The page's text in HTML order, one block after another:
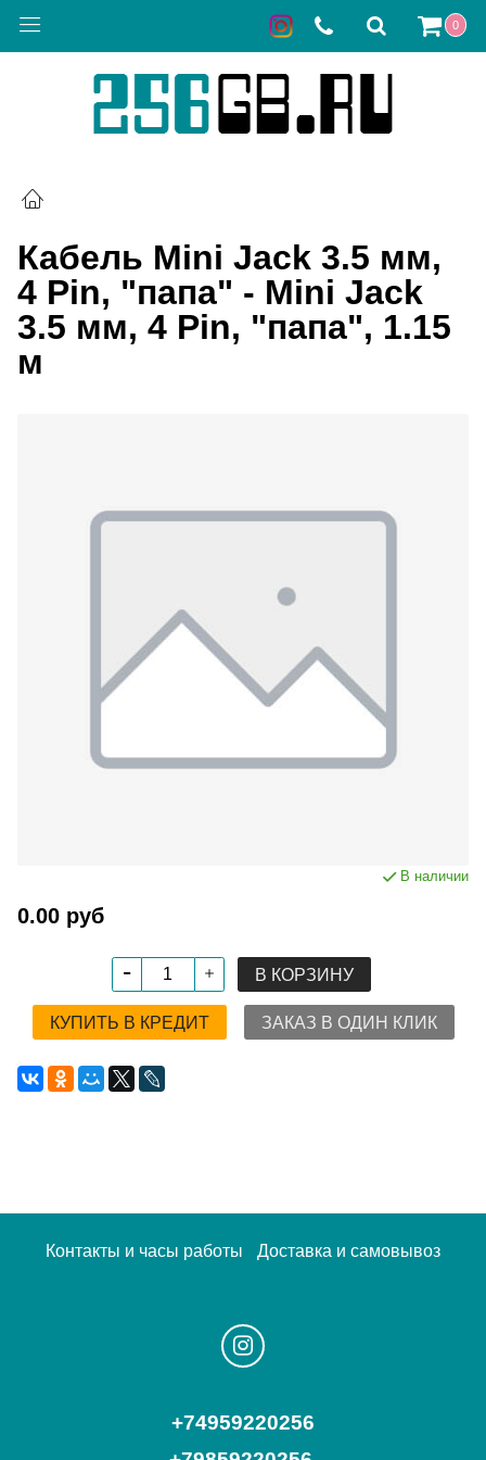
0
Кабель Mini Jack 3.5 мм,
4 Pin, "папа" - Mini Jack
3.5 мм, 4 Pin, "папа", 1.15
м
В наличии
0.00 руб
В КОРЗИНУ
КУПИТЬ В КРЕДИТ ЗАКАЗ В ОДИН КЛИК
Контакты и часы работы Доставка и самовывоз
+74959220256